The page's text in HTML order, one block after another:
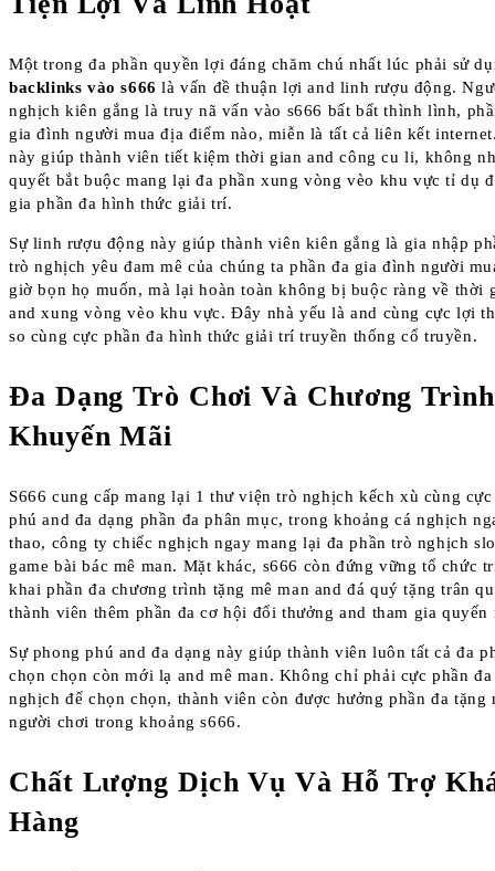
Một trong đa phần quyền lợi đáng chăm chú nhất lúc phải sử
backlinks vào s666 là vấn đề thuận lợi and linh rượu động.
nghịch kiên gắng là truy nã vấn vào s666 bất bất thình lình,
gia đình người mua địa điểm nào, miễn là tất cả liên kết
này giúp thành viên tiết kiệm thời gian and công cu li, không
quyết bắt buộc mang lại đa phần xung vòng vèo khu vực tỉ dụ
gia phần đa hình thức giải trí.
Sự linh rượu động này giúp thành viên kiên gắng là gia nhập
trò nghịch yêu đam mê của chúng ta phần đa gia đình người
giờ bọn họ muốn, mà lại hoàn toàn không bị buộc ràng về thời
and xung vòng vèo khu vực. Đây nhà yếu là and cùng cực lợi
so cùng cực phần đa hình thức giải trí truyền thống cổ truyền.
Đa Dạng Trò Chơi Và Chương Trình
Khuyến Mãi
S666 cung cấp mang lại 1 thư viện trò nghịch kếch xù cùng
phú and đa dạng phần đa phân mục, trong khoảng cá nghịch
thao, công ty chiếc nghịch ngay mang lại đa phần trò nghịch
game bài bác mê man. Mặt khác, s666 còn đứng vững tổ chức
khai phần đa chương trình tặng mê man and đá quý tặng trân
thành viên thêm phần đa cơ hội đổi thưởng and tham gia quyến
Sự phong phú and đa dạng này giúp thành viên luôn tất cả đa
chọn chọn còn mới lạ and mê man. Không chỉ phải cực phần
nghịch để chọn chọn, thành viên còn được hưởng phần đa tặng
người chơi trong khoảng s666.
Chất Lượng Dịch Vụ Và Hỗ Trợ
Hàng